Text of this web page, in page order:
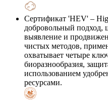
Сертификат 'HEV' –
добровольный подход,
выявление и
чистых методов,
охватывает четыре
биоразнообразия,
использованием
ресурсами.